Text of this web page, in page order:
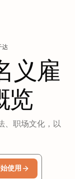
达
义雇
览
、职场文化，以
使用